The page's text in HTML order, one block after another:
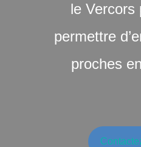
le Vercors
permettre
proches